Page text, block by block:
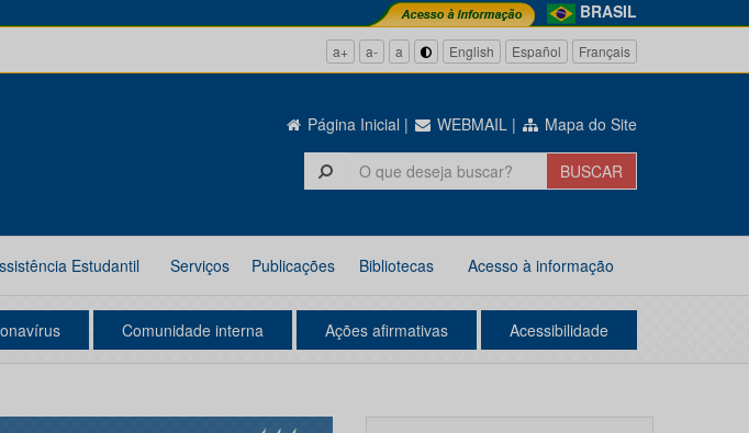
BRASIL
a+ a- a English Español Français
Página Inicial | WEBMAIL | Mapa do Site
Estudantil Serviços Publicações Bibliotecas Acesso à informação
Comunidade interna Ações afirmativas Acessibilidade